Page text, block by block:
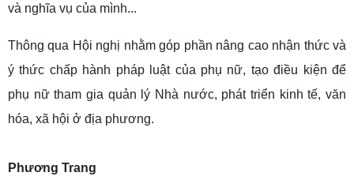
và nghĩa vụ của mình...
Thông qua Hội nghị nhằm góp phần nâng cao nhận thức và
ý thức chấp hành pháp luật của phụ nữ, tạo điều kiện để
phụ nữ tham gia quản lý Nhà nước, phát triển kinh tế, văn
hóa, xã hội ở địa phương.
Phương Trang